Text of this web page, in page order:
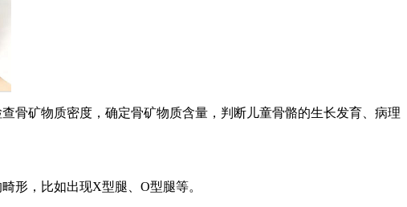
骨矿物质密度，确定骨矿物质含量，判断儿童骨骼的生长发育、病理
形，比如出现X型腿、O型腿等。